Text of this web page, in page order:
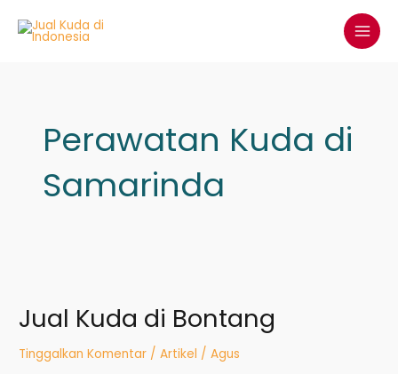
konten
Perawatan Kuda di
Samarinda
Jual Kuda di Bontang
Tinggalkan Komentar /Artikel /Agus
di
Bontang